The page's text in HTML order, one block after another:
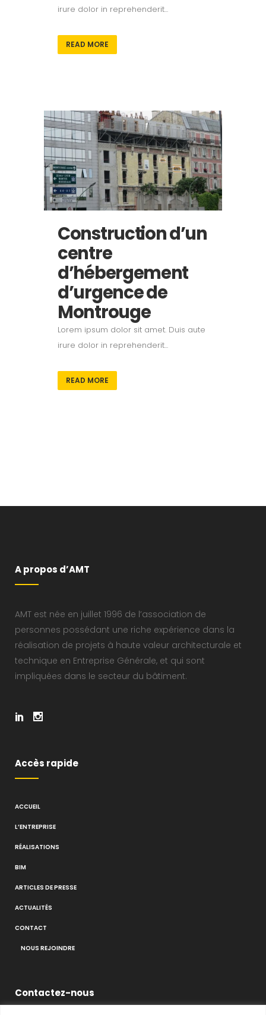
irure dolor in reprehenderit...
READ MORE
Construction d’un
centre
d’hébergement
d’urgence de
Montrouge
Lorem ipsum dolor sit amet. Duis aute
irure dolor in reprehenderit...
READ MORE
A propos d’AMT
AMT est née en juillet 1996 de l’association de
personnes possédant une riche expérience dans la
réalisation de projets à haute valeur architecturale et
technique en Entreprise Générale, et qui sont
impliquées dans le secteur du bâtiment.
Accès rapide
ACCUEIL
L’ENTREPRISE
RÉALISATIONS
BIM
ARTICLES DE PRESSE
ACTUALITÉS
CONTACT
NOUS REJOINDRE
Contactez-nous